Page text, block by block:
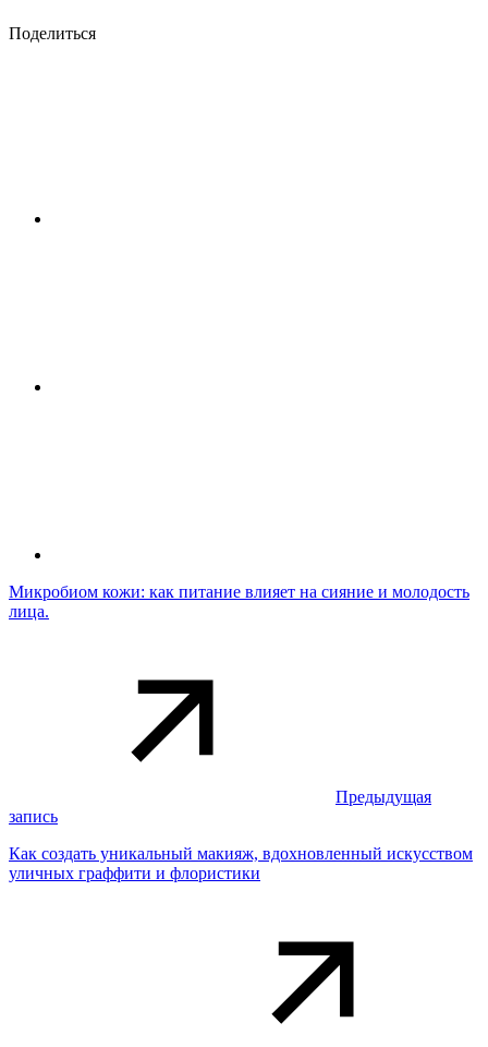
Поделиться
Микробиом кожи: как питание влияет на сияние и молодость
лица.
Предыдущая
запись
Как создать уникальный макияж, вдохновленный искусством
уличных граффити и флористики